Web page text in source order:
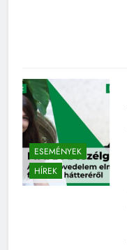
ESEMÉNYEK
HÍREK